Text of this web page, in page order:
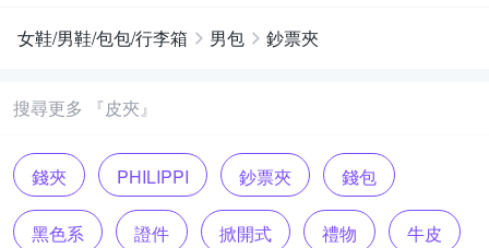
女鞋/男鞋/包包/行李箱 男包 鈔票夾
搜尋更多 『皮夾』
錢夾 PHILIPPI 鈔票夾 錢包
黑色系 證件 掀開式 禮物 牛皮